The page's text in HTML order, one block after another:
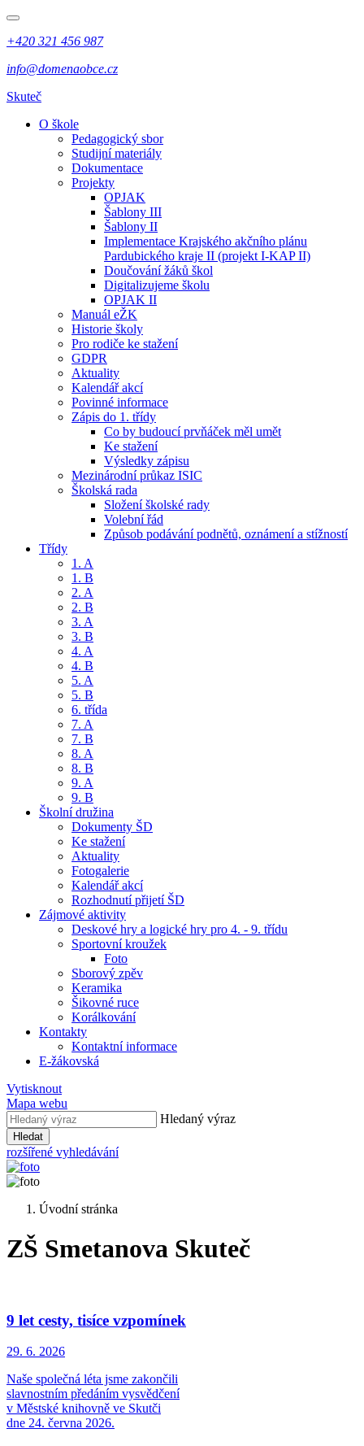
+420 321 456 987
info@domenaobce.cz
Skuteč
O škole
Pedagogický sbor
Studijní materiály
Dokumentace
Projekty
OPJAK
Šablony III
Šablony II
Implementace Krajského akčního plánu
Pardubického kraje II (projekt I-KAP II)
Doučování žáků škol
Digitalizujeme školu
OPJAK II
Manuál eŽK
Historie školy
Pro rodiče ke stažení
GDPR
Aktuality
Kalendář akcí
Povinné informace
Zápis do 1. třídy
Co by budoucí prvňáček měl umět
Ke stažení
Výsledky zápisu
Mezinárodní průkaz ISIC
Školská rada
Složení školské rady
Volební řád
Způsob podávání podnětů, oznámení a stížností
Třídy
1. A
1. B
2. A
2. B
3. A
3. B
4. A
4. B
5. A
5. B
6. třída
7. A
7. B
8. A
8. B
9. A
9. B
Školní družina
Dokumenty ŠD
Ke stažení
Aktuality
Fotogalerie
Kalendář akcí
Rozhodnutí přijetí ŠD
Zájmové aktivity
Deskové hry a logické hry pro 4. - 9. třídu
Sportovní kroužek
Foto
Sborový zpěv
Keramika
Šikovné ruce
Korálkování
Kontakty
Kontaktní informace
E-žákovská
Vytisknout
Mapa webu
Hledaný výraz
Hledat
rozšířené vyhledávání
Úvodní stránka
ZŠ Smetanova Skuteč
9 let cesty, tisíce vzpomínek
29. 6. 2026
Naše společná léta jsme zakončili
slavnostním předáním vysvědčení
v Městské knihovně ve Skutči
dne 24. června 2026.